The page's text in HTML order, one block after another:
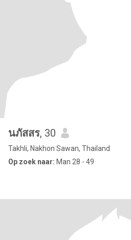
นภัสสร, 30
Takhli, Nakhon Sawan, Thailand
Op zoek naar: Man 28 - 49